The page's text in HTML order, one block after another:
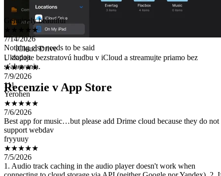
iCloud Drive
Ukladajte bezstratovú hudbu v iCloud a streamujte priamo bez
sťahovania.
Recenzie v App Store
Genuinely beautiful
★★★★★
7/14/2026
Nothing else needs to be said
。zopoa
★★★★★
7/9/2026
111
Yerohen
★★★★★
7/6/2026
Best app for music…but please add Drime cloud because they do not
support webdav
fryyuuy
★★★★★
7/5/2026
1. Audio track caching in the audio player doesn't work when
connecting to cloud storage via API (neither Google nor Yandex). 2.
the volume slider is removed in the audio player's personalization